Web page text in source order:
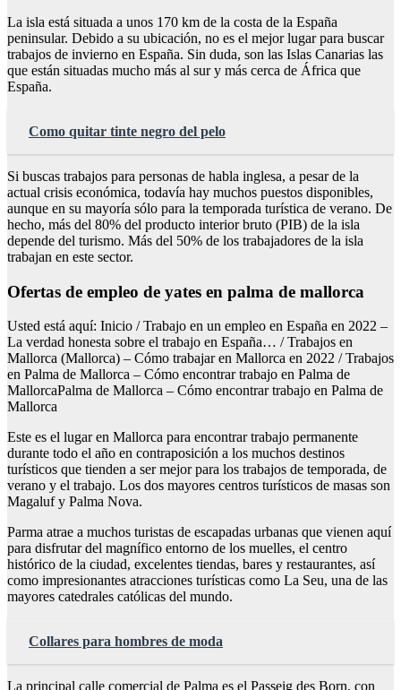
La isla está situada a unos 170 km de la costa de la España
peninsular. Debido a su ubicación, no es el mejor lugar para buscar
trabajos de invierno en España. Sin duda, son las Islas Canarias las
que están situadas mucho más al sur y más cerca de África que
España.
Como quitar tinte negro del pelo
Si buscas trabajos para personas de habla inglesa, a pesar de la
actual crisis económica, todavía hay muchos puestos disponibles,
aunque en su mayoría sólo para la temporada turística de verano. De
hecho, más del 80% del producto interior bruto (PIB) de la isla
depende del turismo. Más del 50% de los trabajadores de la isla
trabajan en este sector.
Ofertas de empleo de yates en palma de mallorca
Usted está aquí: Inicio / Trabajo en un empleo en España en 2022 –
La verdad honesta sobre el trabajo en España… / Trabajos en
Mallorca (Mallorca) – Cómo trabajar en Mallorca en 2022 / Trabajos
en Palma de Mallorca – Cómo encontrar trabajo en Palma de
MallorcaPalma de Mallorca – Cómo encontrar trabajo en Palma de
Mallorca
Este es el lugar en Mallorca para encontrar trabajo permanente
durante todo el año en contraposición a los muchos destinos
turísticos que tienden a ser mejor para los trabajos de temporada, de
verano y el trabajo. Los dos mayores centros turísticos de masas son
Magaluf y Palma Nova.
Parma atrae a muchos turistas de escapadas urbanas que vienen aquí
para disfrutar del magnífico entorno de los muelles, el centro
histórico de la ciudad, excelentes tiendas, bares y restaurantes, así
como impresionantes atracciones turísticas como La Seu, una de las
mayores catedrales católicas del mundo.
Collares para hombres de moda
La principal calle comercial de Palma es el Passeig des Born, con